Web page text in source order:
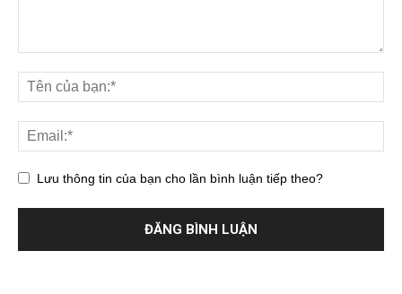
Lưu thông tin của bạn cho lần bình luận tiếp theo?